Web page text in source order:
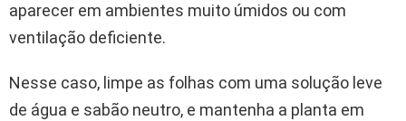
aparecer em ambientes muito úmidos ou com
ventilação deficiente.
Nesse caso, limpe as folhas com uma solução leve
de água e sabão neutro, e mantenha a planta em